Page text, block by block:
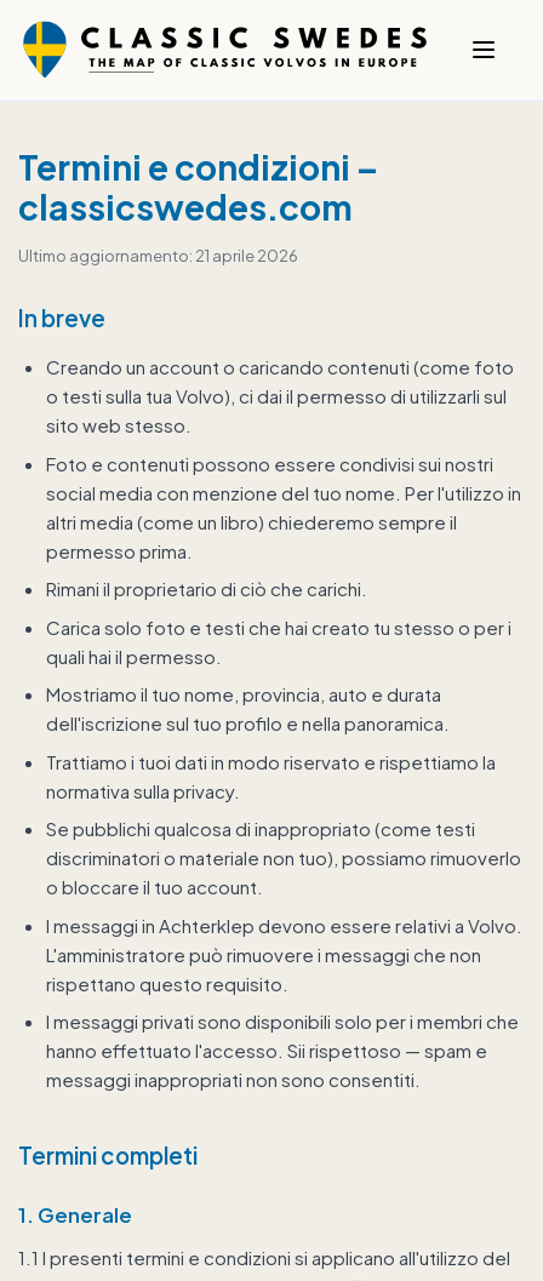
Termini e condizioni –
classicswedes.com
Ultimo aggiornamento: 21 aprile 2026
In breve
Creando un account o caricando contenuti (come foto
o testi sulla tua Volvo), ci dai il permesso di utilizzarli sul
sito web stesso.
Foto e contenuti possono essere condivisi sui nostri
social media con menzione del tuo nome. Per l'utilizzo in
altri media (come un libro) chiederemo sempre il
permesso prima.
Rimani il proprietario di ciò che carichi.
Carica solo foto e testi che hai creato tu stesso o per i
quali hai il permesso.
Mostriamo il tuo nome, provincia, auto e durata
dell'iscrizione sul tuo profilo e nella panoramica.
Trattiamo i tuoi dati in modo riservato e rispettiamo la
normativa sulla privacy.
Se pubblichi qualcosa di inappropriato (come testi
discriminatori o materiale non tuo), possiamo rimuoverlo
o bloccare il tuo account.
I messaggi in Achterklep devono essere relativi a Volvo.
L'amministratore può rimuovere i messaggi che non
rispettano questo requisito.
I messaggi privati sono disponibili solo per i membri che
hanno effettuato l'accesso. Sii rispettoso — spam e
messaggi inappropriati non sono consentiti.
Termini completi
1. Generale
1.1 I presenti termini e condizioni si applicano all'utilizzo del